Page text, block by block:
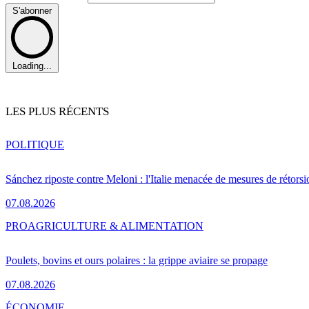
S'abonner
Loading...
LES PLUS RÉCENTS
Sánchez riposte contre Meloni : l'Italie menacée de mesures de
07.08.2026
POLITIQUE
Poulets, bovins et ours polaires : la grippe aviaire se propage
07.08.2026
PROAGRICULTURE & ALIMENTATION